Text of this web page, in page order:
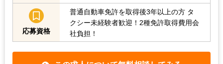
応募資格
普通自動車免許を取得後3年以上の方 タ
クシー未経験者歓迎！2種免許取得費用会
社負担！